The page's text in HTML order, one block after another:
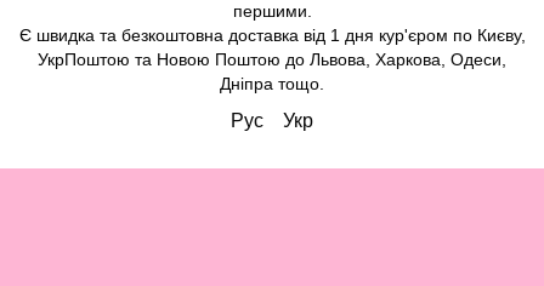
першими.
Є швидка та безкоштовна доставка від 1 дня кур'єром по Києву,
УкрПоштою та Новою Поштою до Львова, Харкова, Одеси,
Дніпра тощо.
Рус Укр